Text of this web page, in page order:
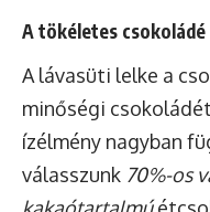
A tökéletes
A lávasüti lelke a
minőségi
ízélmény nagyban
válasszunk 70%-os